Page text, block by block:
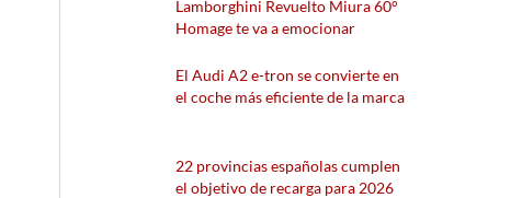
Lamborghini Revuelto Miura 60°
Homage te va a emocionar
El Audi A2 e-tron se convierte en
el coche más eficiente de la marca
22 provincias españolas cumplen
el objetivo de recarga para 2026